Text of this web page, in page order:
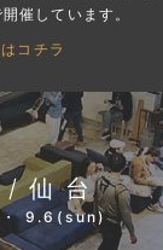
催しています。
コチラ
/仙台
9.6(sun)